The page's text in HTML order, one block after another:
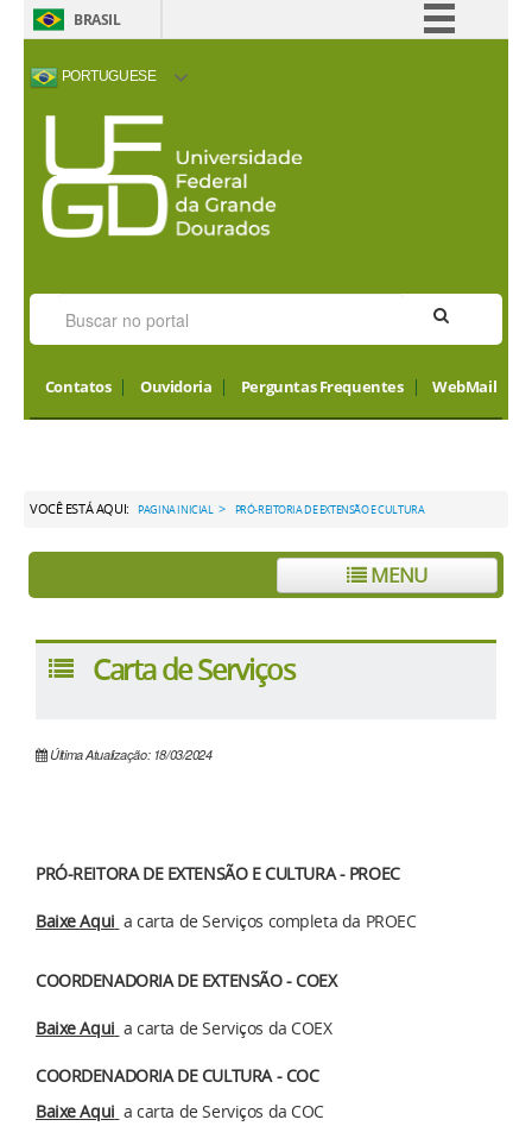
BRASIL
PORTUGUESE
ACESSIBILIDADE ALTO CONTRASTE
VISITORS
Contatos Ouvidoria Perguntas Frequentes WebMail
VOCÊ ESTÁ AQUI: PAGINA INICIAL > PRÓ-REITORIA DE EXTENSÃO E CULTURA
MENU
Carta de Serviços
Última Atualização: 18/03/2024
PRÓ-REITORA DE EXTENSÃO E CULTURA - PROEC
Baixe Aqui a carta de Serviços completa da PROEC
COORDENADORIA DE EXTENSÃO - COEX
Baixe Aqui a carta de Serviços da COEX
COORDENADORIA DE CULTURA - COC
Baixe Aqui a carta de Serviços da COC